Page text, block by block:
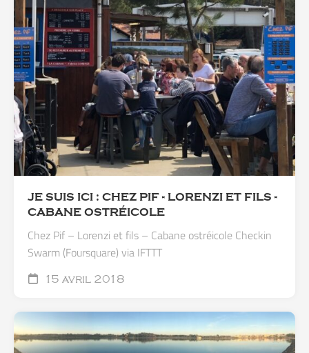
JE SUIS ICI : CHEZ PIF - LORENZI ET FILS -
CABANE OSTRÉICOLE
Chez Pif – Lorenzi et fils – Cabane ostréicole Checkin
Swarm (Foursquare) via IFTTT
15 avril 2018